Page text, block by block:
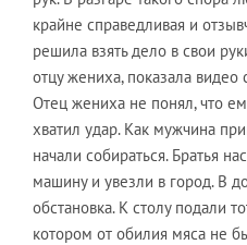
крайне справедливая и
решила взять дело в свои
отцу жениха, показала видео
Отец жениха не понял, что
хватил удар. Как мужчина
начали собираться. Братья
машину и увезли в город. В
обстановка. К столу подали
котором от обилия мяса не